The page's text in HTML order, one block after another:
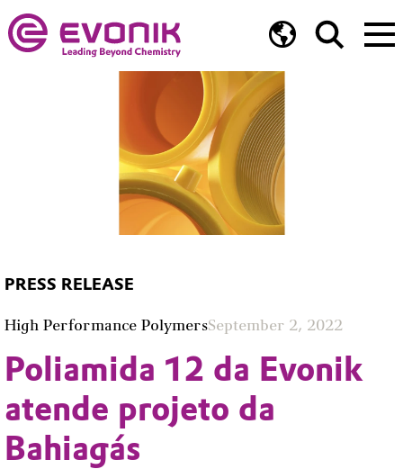
PRESS RELEASE
High Performance PolymersSeptember 2, 2022
Poliamida 12 da Evonik
atende projeto da
Bahiagás